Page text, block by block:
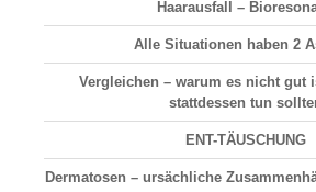
Haarausfall –
Alle Situationen haben 2
Vergleichen – warum es nicht gut
stattdessen tun
ENT-TÄUSCHUNG
Dermatosen – ursächliche